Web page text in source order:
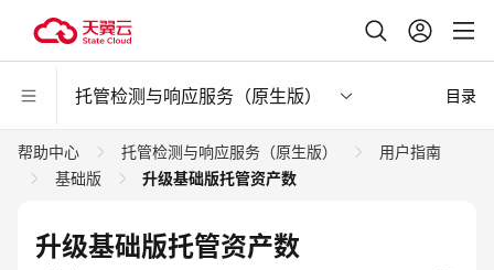
托管检测与响应服务（原生版） 目录
帮助中心 托管检测与响应服务（原生版）
用户指南
基础版
升级基础版托管资产数
升级基础版托管资产数